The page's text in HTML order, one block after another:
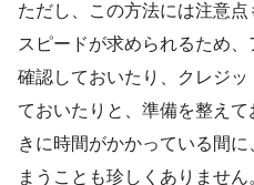
ただし、この方法には注意
スピードが求められるため
確認しておいたり、クレジ
ておいたりと、準備を整え
きに時間がかかっている間
まうことも珍しくありません